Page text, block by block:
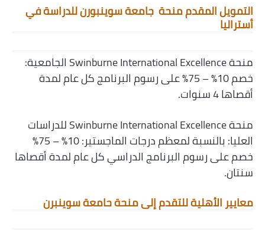
التمويل المقدم منحة جامعة سوينبورن للدراسة في
أستراليا
منحة Swinburne International Excellence الجامعية:
خصم 10٪ – 75٪ على رسوم البرنامج كل عام لمدة
أقصاها 4 سنوات.
منحة Swinburne International Excellence للدراسات
العليا: بالنسبة لمعظم درجات الماجستير: 10٪ – 75٪
خصم على رسوم البرنامج الدراسي كل عام لمدة أقصاها
سنتان.
معايير الأهلية للتقدم إلى منحة حامعة سوينبرن